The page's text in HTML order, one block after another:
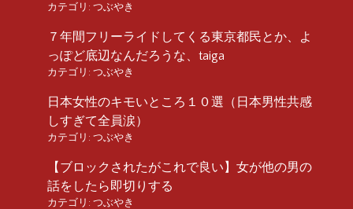
カテゴリ: つぶやき
７年間フリーライドしてくる東京都民とか、よ
っぽど底辺なんだろうな、taiga
カテゴリ: つぶやき
日本女性のキモいところ１０選（日本男性共感
しすぎて全員涙）
カテゴリ: つぶやき
【ブロックされたがこれで良い】女が他の男の
話をしたら即切りする
カテゴリ: つぶやき